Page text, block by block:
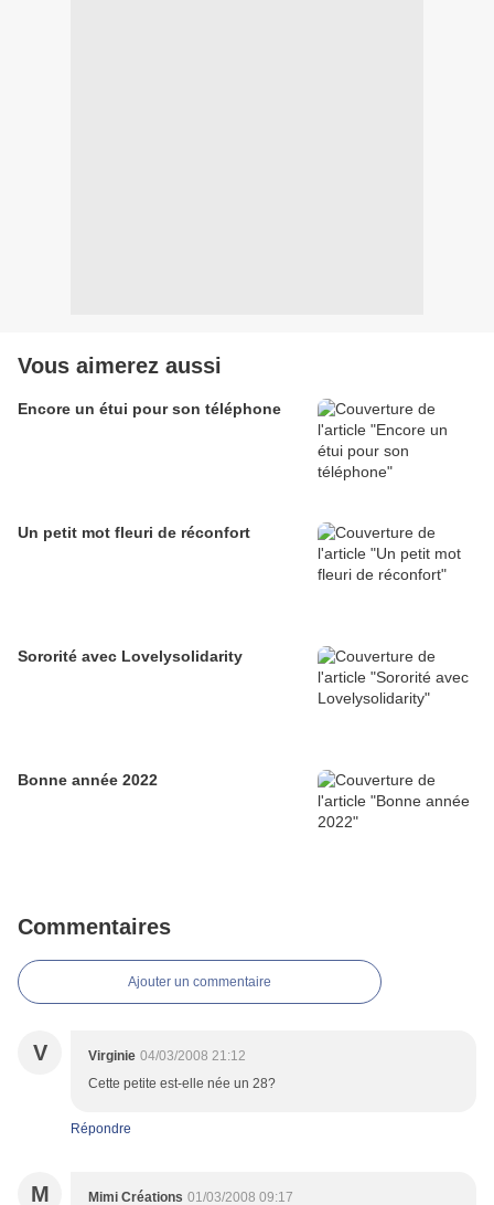
Vous aimerez aussi
Encore un étui pour son téléphone
Un petit mot fleuri de réconfort
Sororité avec Lovelysolidarity
Bonne année 2022
Commentaires
Ajouter un commentaire
V Virginie 04/03/2008 21:12
Cette petite est-elle née un 28?
Répondre
M Mimi Créations 01/03/2008 09:17